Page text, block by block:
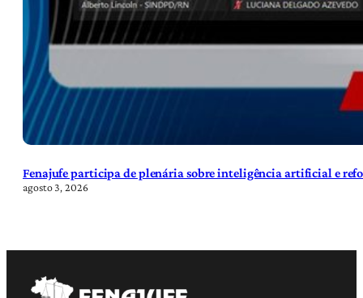
Fenajufe participa de plenária sobre inteligência artificial e
agosto 3, 2026